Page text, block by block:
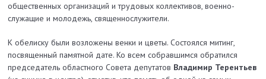
общественных организаций и трудовых коллективов, военно­
служащие и молодежь, священнослужители.
К обелиску были возложены венки и цветы. Состоялся митинг,
посвященный памятной дате. Ко всем собравшимся обратился
председатель областного Совета депутатов Владимир Терентьев